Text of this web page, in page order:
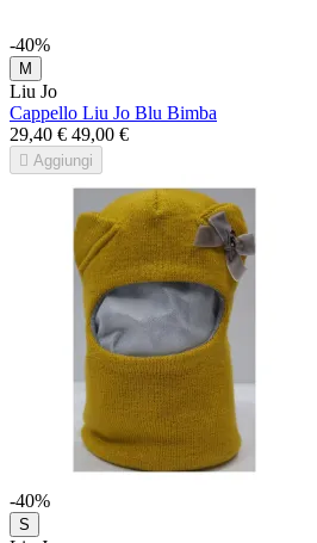
-40%
M
Liu Jo
Cappello Liu Jo Blu Bimba
29,40 € 49,00 €
 Aggiungi
-40%
S